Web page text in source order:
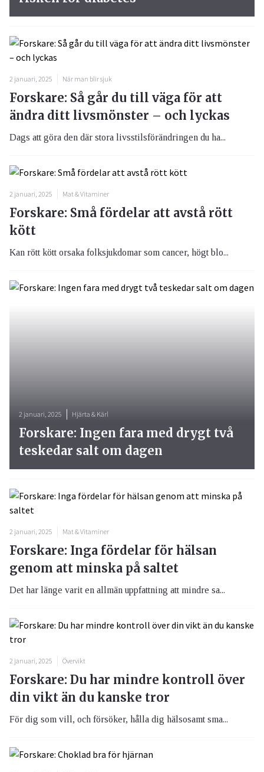
2 januari, 2025 När man blir sjuk
Forskare: Så går du till väga för att
ändra ditt livsmönster – och lyckas
Dags att göra den där stora livsstilsförändringen du ha...
2 januari, 2025 Mat & Vitaminer
Forskare: Små fördelar att avstå rött
kött
Kan rött kött orsaka folksjukdomar som cancer, högt blo...
2 januari, 2025 Hjärta & Kärl
Forskare: Ingen fara med drygt två
teskedar salt om dagen
2 januari, 2025 Mat & Vitaminer
Forskare: Inga fördelar för hälsan
genom att minska på saltet
Det har länge varit en allmän uppfattning att mindre sa...
2 januari, 2025 Övervikt
Forskare: Du har mindre kontroll över
din vikt än du kanske tror
För dig som vill, och försöker, hålla dig hälsosamt sma...